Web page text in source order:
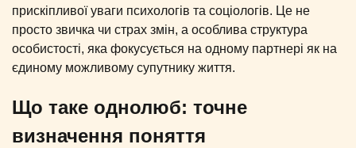
прискіпливої уваги психологів та соціологів. Це не
просто звичка чи страх змін, а особлива структура
особистості, яка фокусується на одному партнері як на
єдиному можливому супутнику життя.
Що таке однолюб: точне
визначення поняття